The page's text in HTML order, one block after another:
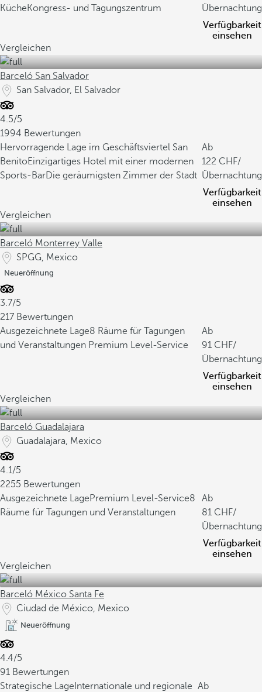
KücheKongress- und Tagungszentrum
Übernachtung
Verfügbarkeit
einsehen
Vergleichen
Barceló San Salvador
San Salvador, El Salvador
4.5/5
1994 Bewertungen
Hervorragende Lage im Geschäftsviertel San
BenitoEinzigartiges Hotel mit einer modernen
Sports-BarDie geräumigsten Zimmer der Stadt
Ab
122
/
Übernachtung
Verfügbarkeit
einsehen
Vergleichen
Barceló Monterrey Valle
SPGG, Mexico
Neueröffnung
3.7/5
217 Bewertungen
Ausgezeichnete Lage8 Räume für Tagungen
und Veranstaltungen Premium Level-Service
Ab
91
/
Übernachtung
Verfügbarkeit
einsehen
Vergleichen
Barceló Guadalajara
Guadalajara, Mexico
4.1/5
2255 Bewertungen
Ausgezeichnete LagePremium Level-Service8
Räume für Tagungen und Veranstaltungen
Ab
81
/
Übernachtung
Verfügbarkeit
einsehen
Vergleichen
Barceló México Santa Fe
Ciudad de México, Mexico
Neueröffnung
4.4/5
91 Bewertungen
Strategische Lage Internationale und regionale Ab